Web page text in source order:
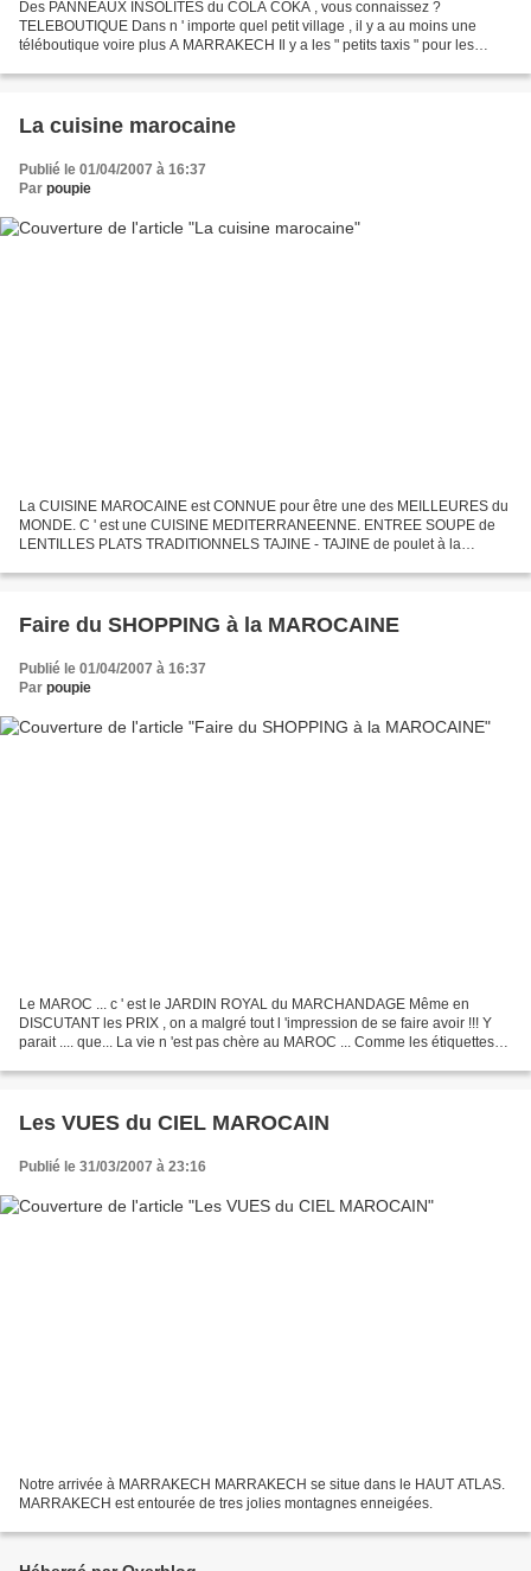
Des PANNEAUX INSOLITES du COLA COKA , vous connaissez ?
TELEBOUTIQUE Dans n ' importe quel petit village , il y a au moins une
téléboutique voire plus A MARRAKECH Il y a les " petits taxis " pour les
La cuisine marocaine
Publié le 01/04/2007 à 16:37
Par poupie
La CUISINE MAROCAINE est CONNUE pour être une des MEILLEURES du
MONDE. C ' est une CUISINE MEDITERRANEENNE. ENTREE SOUPE de
LENTILLES PLATS TRADITIONNELS TAJINE - TAJINE de poulet à la
Faire du SHOPPING à la MAROCAINE
Publié le 01/04/2007 à 16:37
Par poupie
Le MAROC ... c ' est le JARDIN ROYAL du MARCHANDAGE Même en
DISCUTANT les PRIX , on a malgré tout l 'impression de se faire avoir !!! Y
parait .... que... La vie n 'est pas chère au MAROC ... Comme les étiquettes
Les VUES du CIEL MAROCAIN
Publié le 31/03/2007 à 23:16
Notre arrivée à MARRAKECH MARRAKECH se situe dans le HAUT ATLAS.
MARRAKECH est entourée de tres jolies montagnes enneigées.